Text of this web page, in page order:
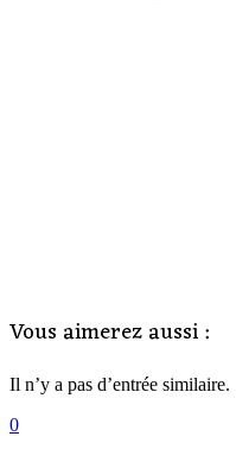
Vous aimerez aussi :
Il n’y a pas d’entrée similaire.
0